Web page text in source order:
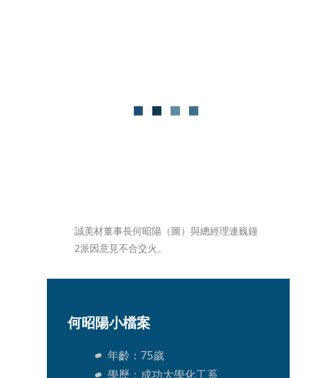
誠美材董事長何昭陽（圖）與總經理連巍鐘
2派因意見不合交火。
何昭陽小檔案
年齡：75歲
學歷：成功大學化工系